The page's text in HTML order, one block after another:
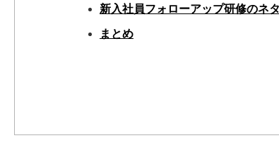
新入社員フォローアップ研修のネ
まとめ